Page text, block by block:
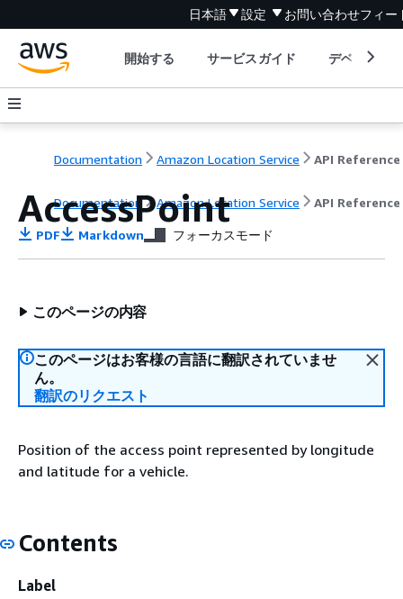
日本語 設定 お問い合わせフィー
開始する サービスガイド デベロッパ
Documentation Amazon Location Service API Reference
Documentation Amazon Location Service API Reference
AccessPoint
PDF Markdown フォーカスモード
このページの内容
このページはお客様の言語に翻訳されていませ
ん。
翻訳のリクエスト
Position of the access point represented by longitude
and latitude for a vehicle.
Contents
Label